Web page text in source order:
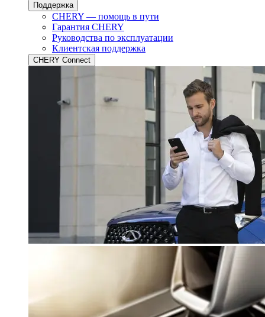
Поддержка
CHERY — помощь в пути
Гарантия CHERY
Руководства по эксплуатации
Клиентская поддержка
CHERY Connect